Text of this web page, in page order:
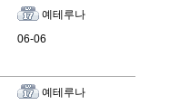
예테루나
06-06
예테루나